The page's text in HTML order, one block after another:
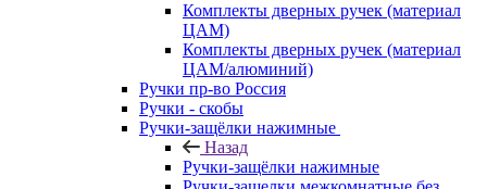
Комплекты дверных ручек (материал
ЦАМ)
Комплекты дверных ручек (материал
ЦАМ/алюминий)
Ручки пр-во Россия
Ручки - скобы
Ручки-защёлки нажимные
Назад
Ручки-защёлки нажимные